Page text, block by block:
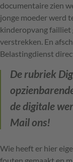
documentaire zien
jonge moeder werd
kinderopvang failliet
verstrekken. En
Belastingdienst
De rubriek
de digitale
Mail ons!
Wie heeft er hier